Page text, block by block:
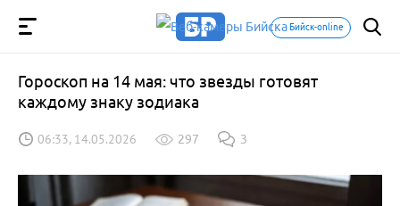
Бийск-online
Гороскоп на 14 мая: что звезды готовят
каждому знаку зодиака
06:33, 14.05.2026 297 3